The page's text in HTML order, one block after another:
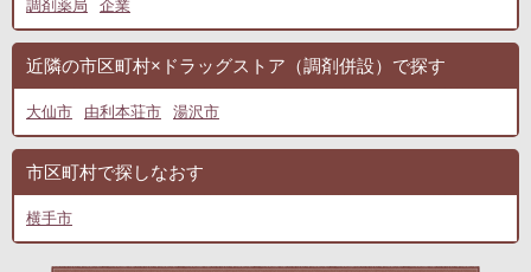
調剤薬局 企業
近隣の市区町村×ドラッグストア（調剤併設）で探す
大仙市 由利本荘市 湯沢市
市区町村で探しなおす
横手市